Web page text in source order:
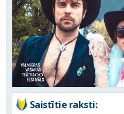
Saistītie raksti: